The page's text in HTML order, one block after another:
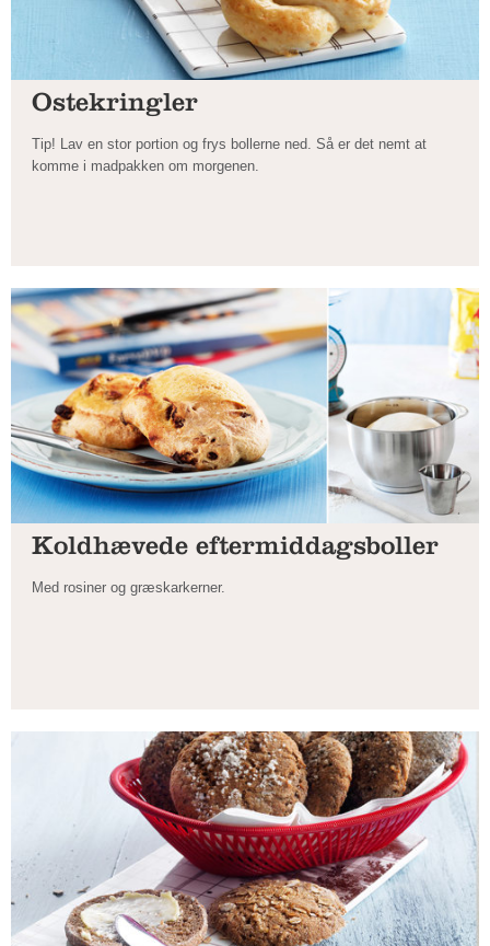
Ostekringler
Tip! Lav en stor portion og frys bollerne ned. Så er det nemt at
komme i madpakken om morgenen.
Koldhævede eftermiddagsboller
Med rosiner og græskarkerner.